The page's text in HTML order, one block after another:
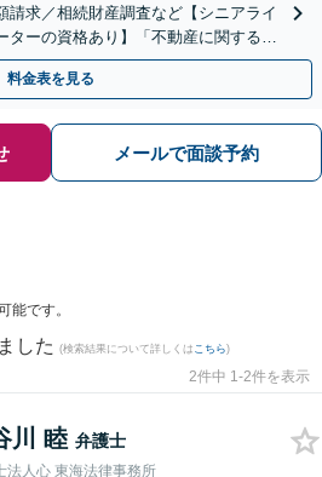
請求／相続財産調査など【シニアライ
ターの資格あり】「不動産に関する相
夜間相談可（要相談）】
料金表を見る
メールで面談予約
能です。
した (検索結果について詳しくは こちら)
2件中 1-2件を表示
川 睦 弁護士
法人心 東海法律事務所